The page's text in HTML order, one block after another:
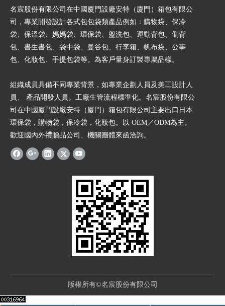
名宸股份有限公司在中國廈門設廠安特（廈門）箱包有限公
司，專業開發設計各式包包袋類產品例如：購物袋、保冷
袋、保溫袋、媽媽袋、環保袋、盥洗包、運動背包、側背
包、書生書包、袋中袋、曼谷包、行李箱、帆布袋、公事
包、化妝包、手提包袋等。為客戶量身訂製專屬品樣。
組織成員具備不同專業背景，如專業企劃人員及美工設計人
員、 產品開發人員。工廠生管流程標準化。名宸股份有限公
司在中國廈門設廠安特（廈門）箱包有限公司主要出口日本
環保袋，購物袋，保冷袋，化妝包。以 OEM／ODM為主。
歡迎國內外禮贈品公司、機關團體來函洽詢。
版權所有©名宸股份有限公司